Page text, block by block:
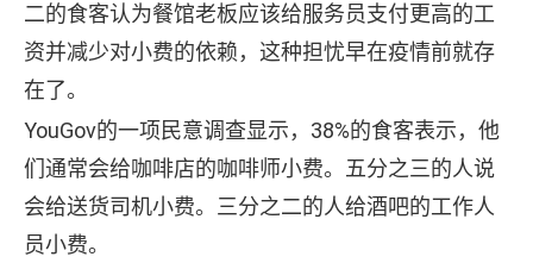
二的食客认为餐馆老板应该给服务员支付更高的工
资并减少对小费的依赖，这种担忧早在疫情前就存
在了。
YouGov的一项民意调查显示，38%的食客表示，他
们通常会给咖啡店的咖啡师小费。五分之三的人说
会给送货司机小费。三分之二的人给酒吧的工作人
员小费。